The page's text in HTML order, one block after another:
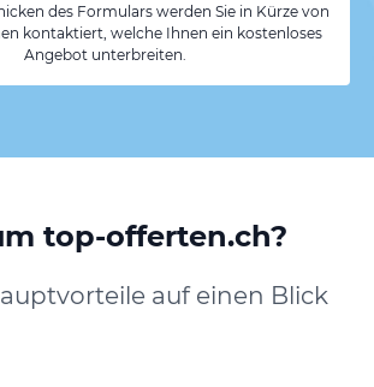
des Formulars werden Sie in Kürze von
kontaktiert, welche Ihnen ein kostenloses
Angebot unterbreiten.
top-offerten.ch?
auf einen Blick